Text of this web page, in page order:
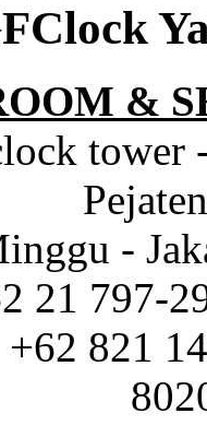
&
tower
-
21 797-
821